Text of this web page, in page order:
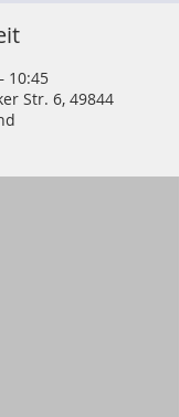
10:45
Str. 6, 49844